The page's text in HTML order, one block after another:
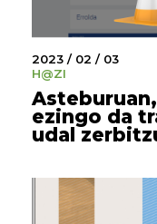
2023 / 02 / 03
H@ZI
ezingo da
udal